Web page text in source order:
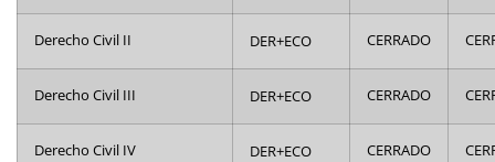
Derecho Civil II DER+ECO CERRADO
Derecho Civil III DER+ECO CERRADO
Derecho Civil IV DER+ECO CERRADO